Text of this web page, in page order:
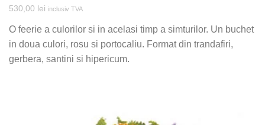
530,00 lei inclusiv TVA
O feerie a culorilor si in acelasi timp a simturilor. Un buchet
in doua culori, rosu si portocaliu. Format din trandafiri,
gerbera, santini si hipericum.